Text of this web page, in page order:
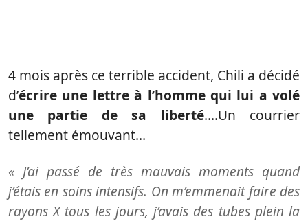
4 mois après ce terrible accident, Chili a décidé
d’écrire une lettre à l’homme qui lui a volé
une partie de sa liberté….Un courrier
tellement émouvant…
« J’ai passé de très mauvais moments quand
j’étais en soins intensifs. On m’emmenait faire des
rayons X tous les jours, j’avais des tubes plein la